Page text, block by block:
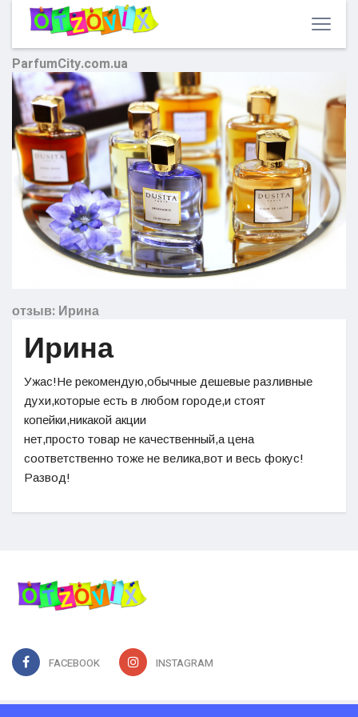
ParfumCity.com.ua
отзыв: Ирина
Ирина
Ужас!Не рекомендую,обычные дешевые разливные
духи,которые есть в любом городе,и стоят
копейки,никакой акции
нет,просто товар не качественный,а цена
соответственно тоже не велика,вот и весь фокус!
Развод!
FACEBOOK INSTAGRAM